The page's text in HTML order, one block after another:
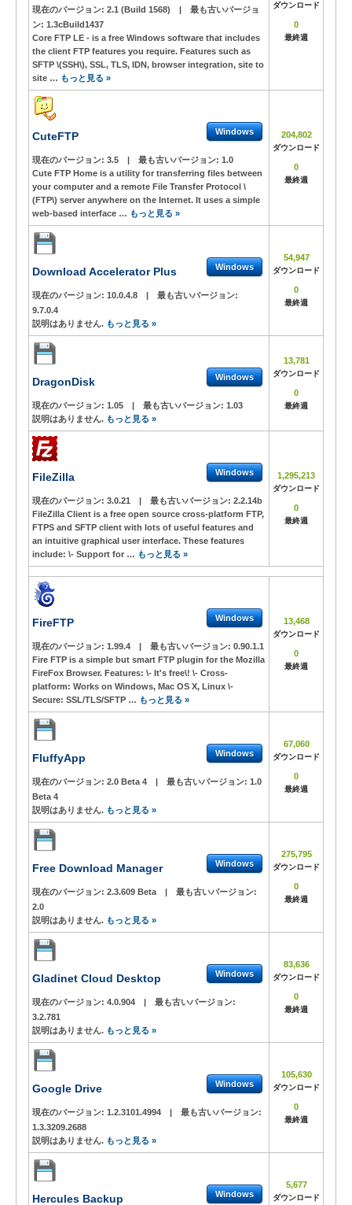
現在のバージョン: 2.1 (Build 1568) |
最も古いバージョ
ン: 1.3cBuild1437
Core FTP LE - is a free Windows software that includes
the client FTP features you require. Features such as
SFTP \(SSH\), SSL, TLS, IDN, browser integration, site to
site … もっと見る »
ダウンロード
0
最終週
CuteFTP Windows
現在のバージョン: 3.5 | 最も古いバージョン: 1.0
Cute FTP Home is a utility for transferring files between
your computer and a remote File Transfer Protocol \
(FTP\) server anywhere on the Internet. It uses a simple
web-based interface … もっと見る »
204,802
ダウンロード
0
最終週
Download Accelerator Plus Windows
現在のバージョン: 10.0.4.8 |
最も古いバージョン:
9.7.0.4
説明はありません. もっと見る »
54,947
ダウンロード
0
最終週
DragonDisk Windows
現在のバージョン: 1.05 | 最も古いバージョン: 1.03
説明はありません. もっと見る »
13,781
ダウンロード
0
最終週
FileZilla Windows
現在のバージョン: 3.0.21 | 最も古いバージョン: 2.2.14b
FileZilla Client is a free open source cross-platform FTP,
FTPS and SFTP client with lots of useful features and
an intuitive graphical user interface. These features
include: \- Support for … もっと見る »
1,295,213
ダウンロード
0
最終週
FireFTP Windows
現在のバージョン: 1.99.4 | 最も古いバージョン: 0.90.1.1
Fire FTP is a simple but smart FTP plugin for the Mozilla
FireFox Browser. Features: \- It's free\! \- Cross-
platform: Works on Windows, Mac OS X, Linux \-
Secure: SSL/TLS/SFTP … もっと見る »
13,468
ダウンロード
0
最終週
FluffyApp Windows
現在のバージョン: 2.0 Beta 4 | 最も古いバージョン: 1.0
Beta 4
説明はありません. もっと見る »
67,060
ダウンロード
0
最終週
Free Download Manager Windows
現在のバージョン: 2.3.609 Beta |
最も古いバージョン:
2.0
説明はありません. もっと見る »
275,795
ダウンロード
0
最終週
Gladinet Cloud Desktop Windows
現在のバージョン: 4.0.904 |
最も古いバージョン:
3.2.781
説明はありません. もっと見る »
83,636
ダウンロード
0
最終週
Google Drive Windows
現在のバージョン: 1.2.3101.4994 |
最も古いバージョン:
1.3.3209.2688
説明はありません. もっと見る »
105,630
ダウンロード
0
最終週
Hercules Backup Windows
5,677
ダウンロード